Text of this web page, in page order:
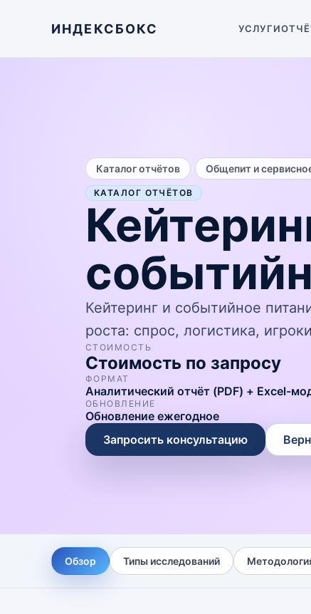
ИНДЕКСБОКС УСЛУГИ
Каталог отчётов Общепит и
КАТАЛОГ ОТЧЁТОВ
Кейтеринг и событийное
роста: спрос, логистика,
СТОИМОСТЬ
Стоимость по запросу
ФОРМАТ
Аналитический отчёт (PDF) + Excel-
ОБНОВЛЕНИЕ
Обновление ежегодное
Запросить консультацию
Обзор Типы исследований